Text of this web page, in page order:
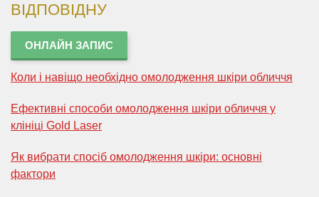
ВІДПОВІДНУ
ОНЛАЙН ЗАПИС
Коли і навіщо необхідно омолодження шкіри обличчя
Ефективні способи омолодження шкіри обличчя у
клініці Gold Laser
Як вибрати спосіб омолодження шкіри: основні
фактори